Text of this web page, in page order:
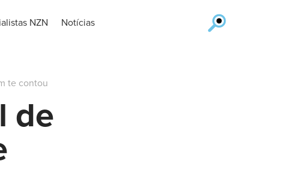
NZN Notícias
te contou
de